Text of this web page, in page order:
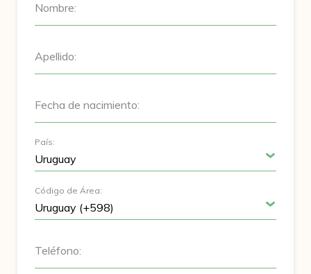
Nombre:
Apellido:
Fecha de nacimiento:
País:
Código de Área:
Teléfono: